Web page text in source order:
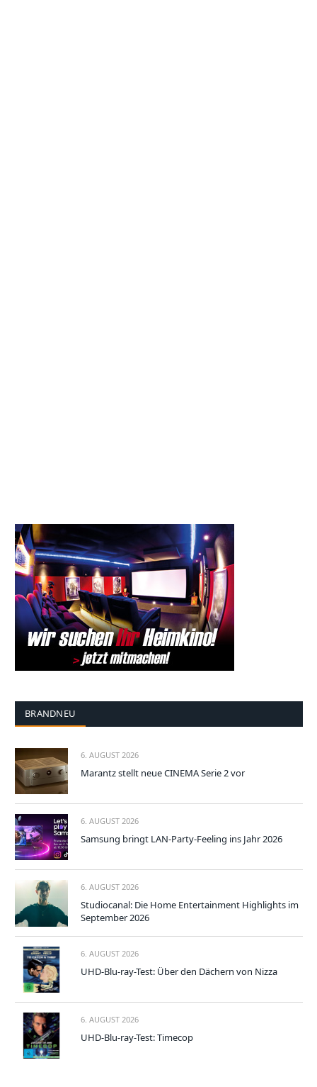
BRANDNEU
6. AUGUST 2026
Marantz stellt neue CINEMA Serie 2 vor
6. AUGUST 2026
Samsung bringt LAN-Party-Feeling ins Jahr 2026
6. AUGUST 2026
Studiocanal: Die Home Entertainment Highlights im
September 2026
6. AUGUST 2026
UHD-Blu-ray-Test: Über den Dächern von Nizza
6. AUGUST 2026
UHD-Blu-ray-Test: Timecop